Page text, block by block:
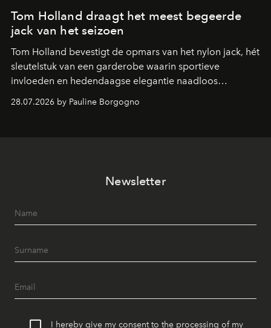
Tom Holland draagt het meest begeerde
jack van het seizoen
Tom Holland bevestigt de opmars van het nylon jack, hét
sleutelstuk van een garderobe waarin sportieve
invloeden en hedendaagse elegantie naadloos
28.07.2026 by Pauline Borgogno
Newsletter
I hereby give my consent to the processing of my